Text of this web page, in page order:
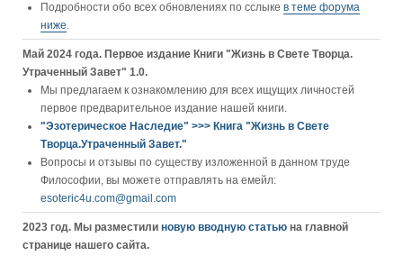
Подробности обо всех обновлениях по сслыке в теме форума
ниже.
Май 2024 года. Первое издание Книги "Жизнь в Свете Творца.
Утраченный Завет" 1.0.
Мы предлагаем к ознакомлению для всех ищущих личностей
первое предварительное издание нашей книги.
"Эзотерическое Наследие" >>> Книга "Жизнь в Свете
Творца.Утраченный Завет."
Вопросы и отзывы по существу изложенной в данном труде
Философии, вы можете отправлять на емейл:
esoteric4u.com@gmail.com
2023 год. Мы разместили новую вводную статью на главной
странице нашего сайта.